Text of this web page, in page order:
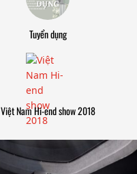
Tuyển dụng
Việt Nam Hi-end show 2018